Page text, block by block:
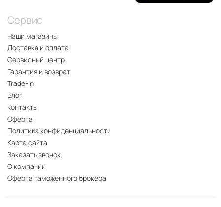
Сервис
Наши магазины
Доставка и оплата
Сервисный центр
Гарантия и возврат
Trade-In
Блог
Контакты
Оферта
Политика конфиденциальности
Карта сайта
Заказать звонок
О компании
Оферта таможенного брокера